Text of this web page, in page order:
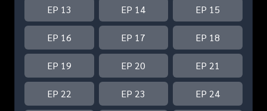
EP 13 EP 14 EP 15
EP 16 EP 17 EP 18
EP 19 EP 20 EP 21
EP 22 EP 23 EP 24